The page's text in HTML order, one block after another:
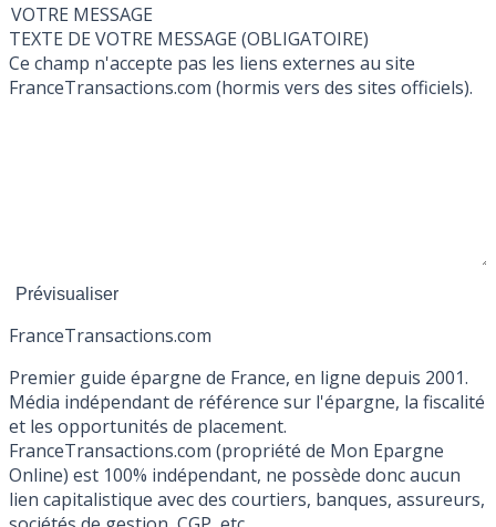
VOTRE MESSAGE
TEXTE DE VOTRE MESSAGE (OBLIGATOIRE)
Ce champ n'accepte pas les liens externes au site
FranceTransactions.com (hormis vers des sites officiels).
FranceTransactions.com
Premier guide épargne de France, en ligne depuis 2001.
Média indépendant de référence sur l'épargne, la fiscalité
et les opportunités de placement.
FranceTransactions.com (propriété de Mon Epargne
Online) est 100% indépendant, ne possède donc aucun
lien capitalistique avec des courtiers, banques, assureurs,